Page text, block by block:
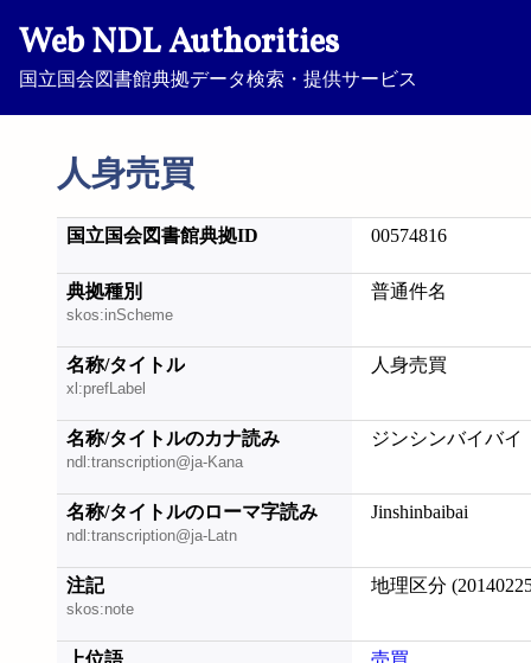
Web NDL Authorities
国立国会図書館典拠データ検索・提供サービス
人身売買
国立国会図書館典拠ID 00574816
典拠種別
skos:inScheme
普通件名
名称/タイトル
xl:prefLabel
人身売買
名称/タイトルのカナ読み
ndl:transcription@ja-Kana
ジンシンバイバイ
名称/タイトルのローマ字読み
ndl:transcription@ja-Latn
Jinshinbaibai
注記
skos:note
地理区分
上位語 売買